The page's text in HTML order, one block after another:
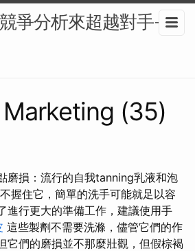
爭分析來超越對手-
(35)
磨損：流行的自我tanning乳液和泡
握住它，簡單的洗手可能就足以容
進行更大的準備工作，建議使用手
這些製劑不需要洗滌，儘管它們的作
它們的磨損並不那麼壯觀，但假棕褐